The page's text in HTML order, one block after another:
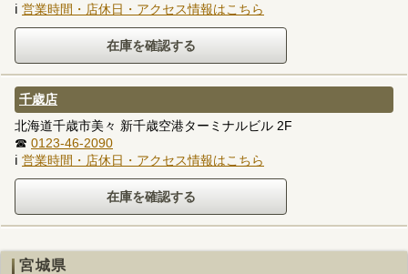
ℹ 営業時間・店休日・アクセス情報はこちら
千歳店
北海道千歳市美々 新千歳空港ターミナルビル 2F
☎ 0123-46-2090
ℹ 営業時間・店休日・アクセス情報はこちら
宮城県